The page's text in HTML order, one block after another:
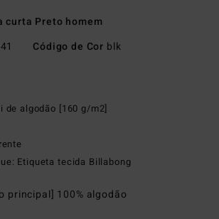
curta Preto homem
Código de Cor blk
de algodão [160 g/m2]
Etiqueta tecida Billabong
principal] 100% algodão